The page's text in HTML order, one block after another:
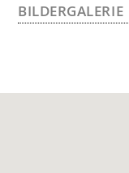
BILDERGALERIE